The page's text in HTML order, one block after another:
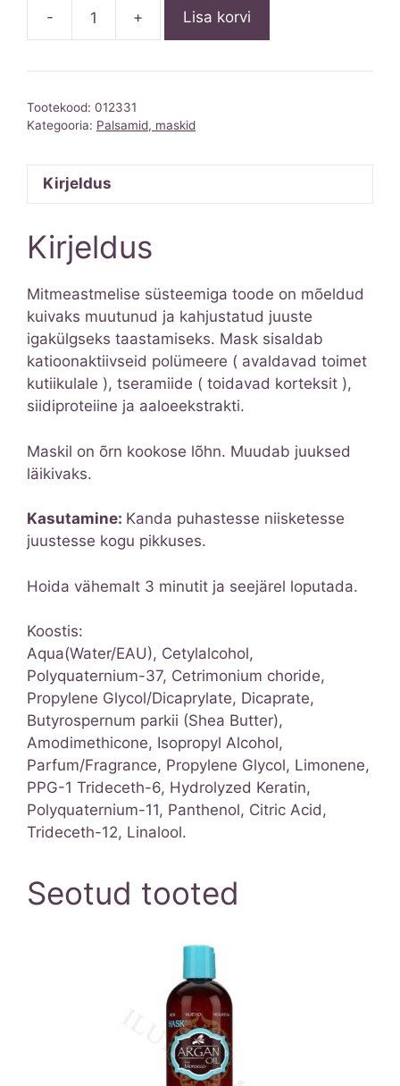
-
Keratin
juuksemask
kogus
+ Lisa korvi
Tootekood: 012331
Kategooria: Palsamid, maskid
Kirjeldus
Kirjeldus
Mitmeastmelise süsteemiga toode on mõeldud
kuivaks muutunud ja kahjustatud juuste
igakülgseks taastamiseks. Mask sisaldab
katioonaktiivseid polümeere ( avaldavad toimet
kutiikulale ), tseramiide ( toidavad korteksit ),
siidiproteiine ja aaloeekstrakti.
Maskil on õrn kookose lõhn. Muudab juuksed
läikivaks.
Kasutamine: Kanda puhastesse niisketesse
juustesse kogu pikkuses.
Hoida vähemalt 3 minutit ja seejärel loputada.
Koostis:
Aqua(Water/EAU), Cetylalcohol,
Polyquaternium-37, Cetrimonium choride,
Propylene Glycol/Dicaprylate, Dicaprate,
Butyrospernum parkii (Shea Butter),
Amodimethicone, Isopropyl Alcohol,
Parfum/Fragrance, Propylene Glycol, Limonene,
PPG-1 Trideceth-6, Hydrolyzed Keratin,
Polyquaternium-11, Panthenol, Citric Acid,
Trideceth-12, Linalool.
Seotud tooted